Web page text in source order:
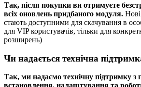
Так, після покупки ви отримуєте
всіх оновлень придбаного модуля.
стають доступними для скачування в
для VIP користувачів, тільки для
розширень)
Чи надається технічна
Так, ми надаємо технічну підтримку з